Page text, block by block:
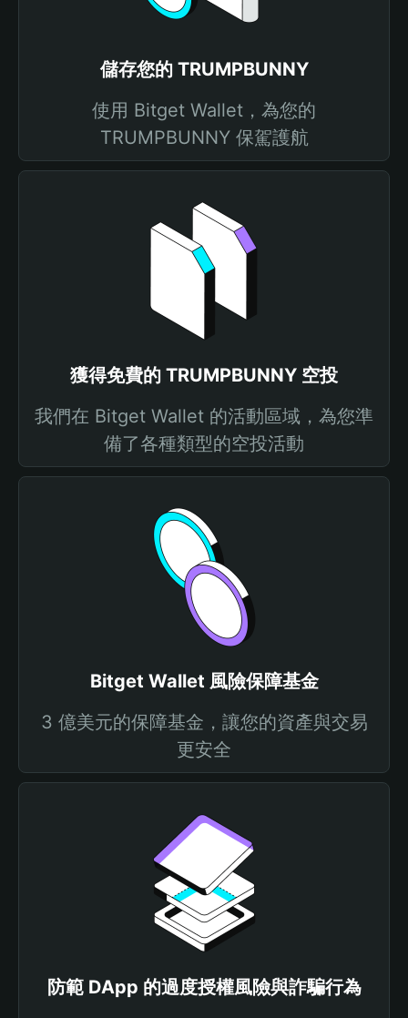
儲存您的 TRUMPBUNNY
使用 Bitget Wallet，為您的
TRUMPBUNNY 保駕護航
獲得免費的 TRUMPBUNNY 空投
我們在 Bitget Wallet 的活動區域，為您準
備了各種類型的空投活動
Bitget Wallet 風險保障基金
3 億美元的保障基金，讓您的資產與交易
更安全
防範 DApp 的過度授權風險與詐騙行為